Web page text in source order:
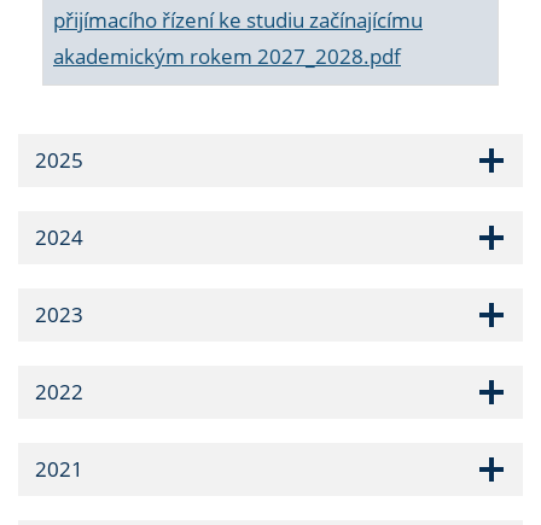
přijímacího řízení ke studiu začínajícímu
akademickým rokem 2027_2028.pdf
2025
2024
2023
2022
2021